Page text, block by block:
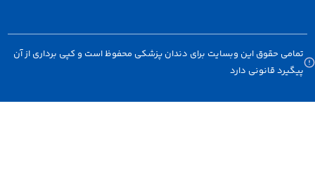
حقوق این وبسایت برای دندان پزشکی محفوظ است و کپی برداری از آن
قانونی دارد